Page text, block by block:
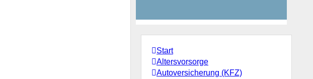
Start
Altersvorsorge
Autoversicherung (KFZ)